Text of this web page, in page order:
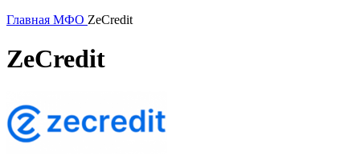
Главная МФО ZeCredit
ZeCredit